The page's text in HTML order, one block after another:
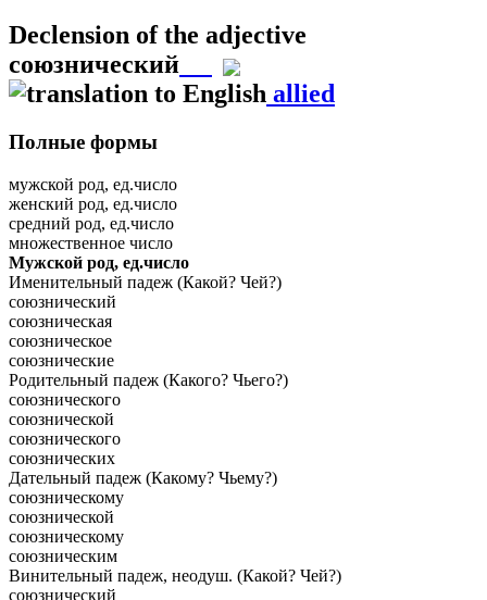
Declension of the adjective
союзнический
allied
Полные формы
мужской род, ед.число
женский род, ед.число
средний род, ед.число
множественное число
Мужской род, ед.число
Именительный падеж (Какой? Чей?)
союзнический
союзническая
союзническое
союзнические
Родительный падеж (Какого? Чьего?)
союзнического
союзнической
союзнического
союзнических
Дательный падеж (Какому? Чьему?)
союзническому
союзнической
союзническому
союзническим
Винительный падеж, неодуш. (Какой? Чей?)
союзнический